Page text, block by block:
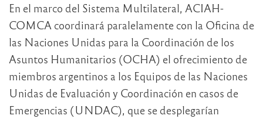
En el marco del Sistema Multilateral, ACIAH-
COMCA coordinará paralelamente con la Oficina de
las Naciones Unidas para la Coordinación de los
Asuntos Humanitarios (OCHA) el ofrecimiento de
miembros argentinos a los Equipos de las Naciones
Unidas de Evaluación y Coordinación en casos de
Emergencias (UNDAC), que se desplegarían